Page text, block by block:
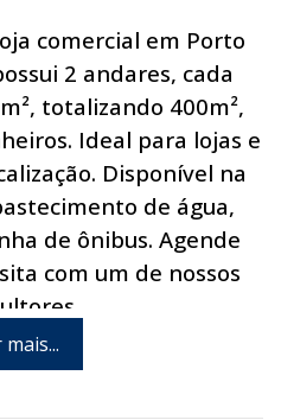
comercial em Porto
2 andares, cada
totalizando 400m²,
Ideal para lojas e
Disponível na
de água,
de ônibus. Agende
com um de nossos